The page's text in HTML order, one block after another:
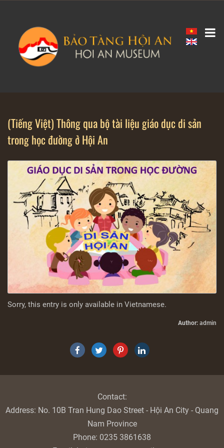
(Tiếng Việt) Thông qua bộ tài liệu giáo dục di sản
trong học đường ở Hội An
Sorry, this entry is only available in Vietnamese.
Author: admin
Contact:
Address: No. 10B Tran Hung Dao Street - Hội An City - Quang
Nam Province
Phone: 0235 3861638